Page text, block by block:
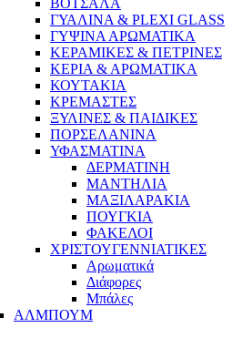
ΓΥΑΛΙΝΑ & PLEXI GLASS
ΓΥΨΙΝΑ ΑΡΩΜΑΤΙΚΑ
ΚΕΡΑΜΙΚΕΣ & ΠΕΤΡΙΝΕΣ
ΚΕΡΙΑ & ΑΡΩΜΑΤΙΚΑ
ΚΟΥΤΑΚΙΑ
ΚΡΕΜΑΣΤΕΣ
ΞΥΛΙΝΕΣ & ΠΑΙΔΙΚΕΣ
ΠΟΡΣΕΛΑΝΙΝΑ
ΥΦΑΣΜΑΤΙΝA
ΔΕΡΜΑΤΙΝΗ
ΜΑΝΤΗΛΙΑ
ΜΑΞΙΛΑΡΑΚΙΑ
ΠΟΥΓΚΙΑ
ΦΑΚΕΛΟΙ
ΧΡΙΣΤΟΥΓΕΝΝΙΑΤΙΚΕΣ
Αρωματικά
Διάφορες
Μπάλες
ΑΛΜΠΟΥΜ